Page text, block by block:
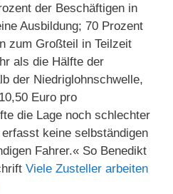
der Beschäftigen in
Ausbildung; 70 Prozent
zum Großteil in Teilzeit
als die Hälfte der
der Niedriglohnschwelle,
Euro pro
die Lage noch schlechter
keine selbständigen
Fahrer.« So Benedikt
Viele Zusteller arbeiten